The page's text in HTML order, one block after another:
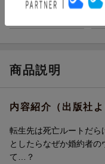
商品説明
内容紹介（出版社よ
転生先は死亡ルートだら
としたらなぜか婚約者
て…？